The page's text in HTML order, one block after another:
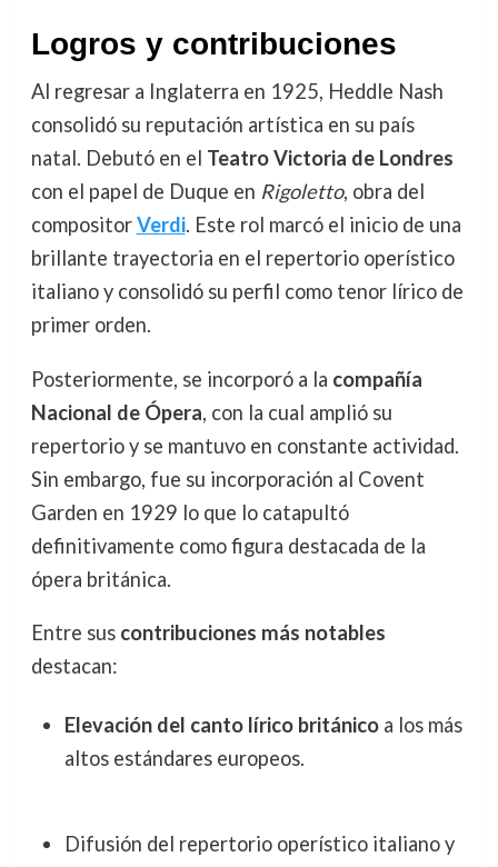
Logros y contribuciones
Al regresar a Inglaterra en 1925, Heddle Nash
consolidó su reputación artística en su país
natal. Debutó en el Teatro Victoria de Londres
con el papel de Duque en Rigoletto, obra del
compositorVerdi. Este rol marcó el inicio de una
brillante trayectoria en el repertorio operístico
italiano y consolidó su perfil como tenor lírico de
primer orden.
Posteriormente, se incorporó a la compañía
Nacional de Ópera, con la cual amplió su
repertorio y se mantuvo en constante actividad.
Sin embargo, fue su incorporación al Covent
Garden en 1929 lo que lo catapultó
definitivamente como figura destacada de la
ópera británica.
Entre sus contribuciones más notables
destacan:
Elevación del canto lírico británicoa los más
altos estándares europeos.
Difusión del repertorio operístico italiano y